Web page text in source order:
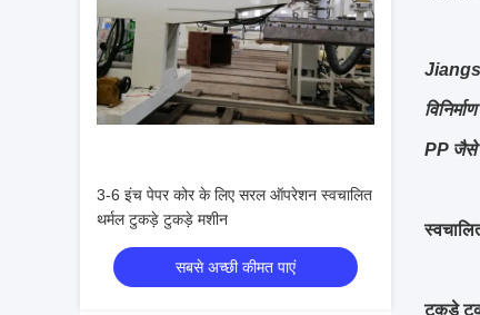
3-6 इंच पेपर कोर के लिए सरल ऑपरेशन स्वचालित
थर्मल टुकड़े टुकड़े मशीन
सबसे अच्छी कीमत पाएं
PP जैसे
टुकड़े